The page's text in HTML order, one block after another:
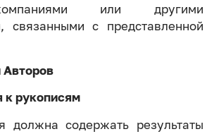
или другими
связанными с представленной
Авторов
к рукописям
должна содержать результаты